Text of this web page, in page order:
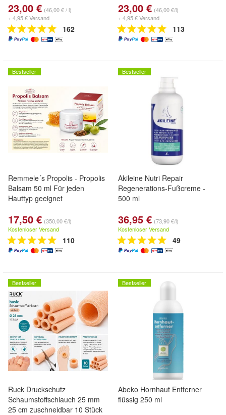
23,00 € (46,00 € / l)
+ 4,95 € Versand
162
23,00 € (46,00 €/l)
+ 4,95 € Versand
113
Bestseller
Remmele´s Propolis - Propolis
Balsam 50 ml Für jeden
Hauttyp geeignet
17,50 € (350,00 €/l)
Kostenloser Versand
110
Bestseller
Akileine Nutri Repair
Regenerations-Fußcreme -
500 ml
36,95 € (73,90 €/l)
Kostenloser Versand
49
Bestseller
Ruck Druckschutz
Schaumstoffschlauch 25 mm
25 cm zuschneidbar 10 Stück
Bestseller
Abeko Hornhaut Entferner
flüssig 250 ml